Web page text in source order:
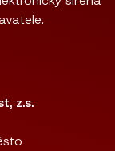
z.s.